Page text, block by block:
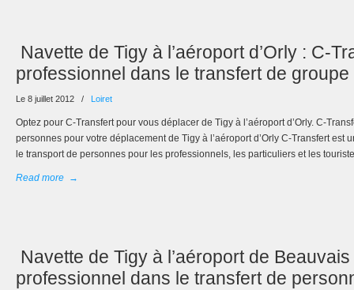
Navette de Tigy à l’aéroport d’Orly : C-
professionnel dans le transfert de
Le 8 juillet 2012 / Loiret
Optez pour C-Transfert pour vous déplacer de Tigy à l’aéroport d’Orly. C-
personnes pour votre déplacement de Tigy à l’aéroport d’Orly C-Transfert est
le transport de personnes pour les professionnels, les particuliers et les
Read more →
Navette de Tigy à l’aéroport de
professionnel dans le transfert de